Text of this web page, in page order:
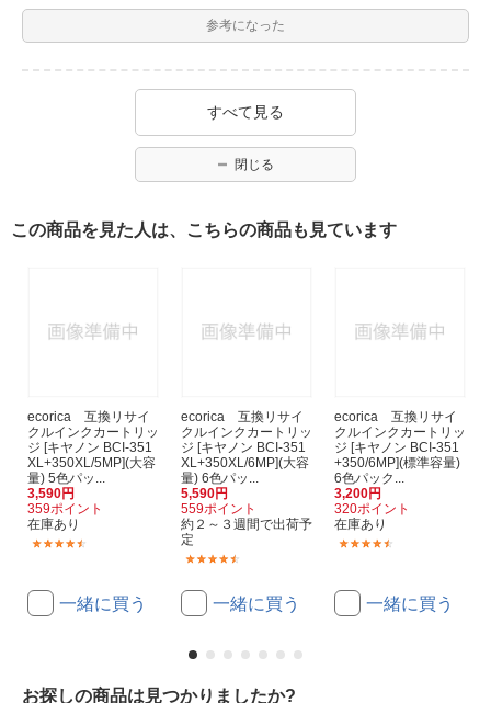
参考になった
すべて見る
閉じる
この商品を見た人は、こちらの商品も見ています
ecorica 互換リサイ
クルインクカートリッ
ジ [キヤノン BCI-351
XL+350XL/5MP](大容
量) 5色パッ...
3,590円
359ポイント
在庫あり
一緒に買う
ecorica 互換リサイ
クルインクカートリッ
ジ [キヤノン BCI-351
XL+350XL/6MP](大容
量) 6色パッ...
5,590円
559ポイント
約２～３週間で出荷予
定
一緒に買う
ecorica 互換リサイ
クルインクカートリッ
ジ [キヤノン BCI-351
+350/6MP](標準容量)
6色パック...
3,200円
320ポイント
在庫あり
一緒に買う
お探しの商品は見つかりましたか?